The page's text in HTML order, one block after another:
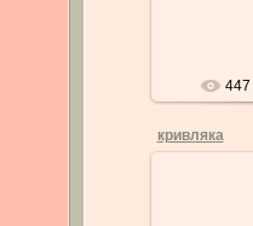
447
кривляка